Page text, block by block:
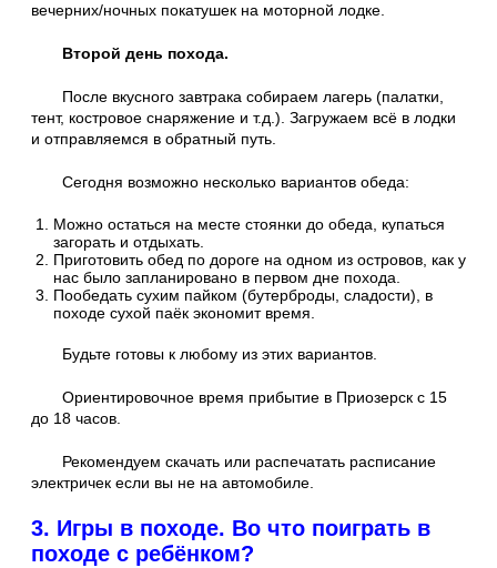
вечерних/ночных покатушек на моторной лодке.
Второй день похода.
После вкусного завтрака собираем лагерь (палатки,
тент, костровое снаряжение и т.д.). Загружаем всё в лодки
и отправляемся в обратный путь.
Сегодня возможно несколько вариантов обеда:
Можно остаться на месте стоянки до обеда, купаться
загорать и отдыхать.
Приготовить обед по дороге на одном из островов, как у
нас было запланировано в первом дне похода.
Пообедать сухим пайком (бутерброды, сладости), в
походе сухой паёк экономит время.
Будьте готовы к любому из этих вариантов.
Ориентировочное время прибытие в Приозерск с 15
до 18 часов.
Рекомендуем скачать или распечатать расписание
электричек если вы не на автомобиле.
3. Игры в походе. Во что поиграть в
походе с ребёнком?